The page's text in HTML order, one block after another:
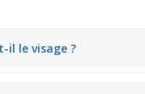
il le visage ?